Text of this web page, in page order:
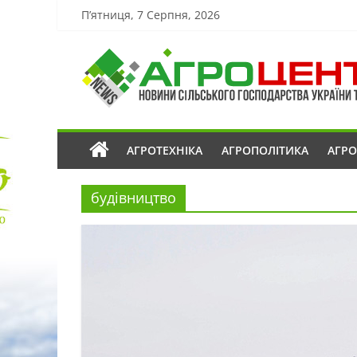
П’ятниця, 7 Серпня, 2026
АГРОТЕХНІКА АГРОПОЛІТИКА
будівництво